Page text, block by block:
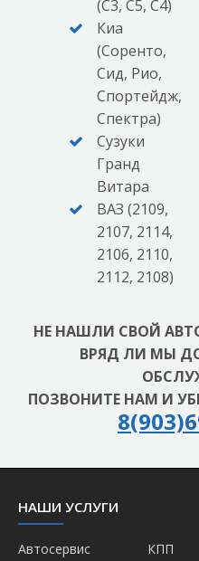
(С3, С5, С4)
Киа
(Соренто,
Сид, Рио,
Спортейдж,
Спектра)
Сузуки
Гранд
Витара
ВАЗ (2109,
2107, 2114,
2106, 2110,
2112, 2108)
НЕ НАШЛИ СВОЙ
ВРЯД ЛИ МЫ
ПОЗВОНИТЕ НАМ И
НАШИ УСЛУГИ
Автосервис
КПП